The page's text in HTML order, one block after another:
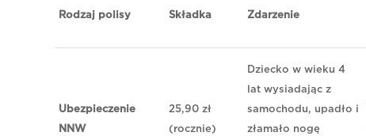
Rodzaj polisy Składka Zdarzenie
Ubezpieczenie
NNW
25,90 zł
(rocznie)
Dziecko w wieku 4
lat wysiadając z
samochodu, upadło i
złamało nogę